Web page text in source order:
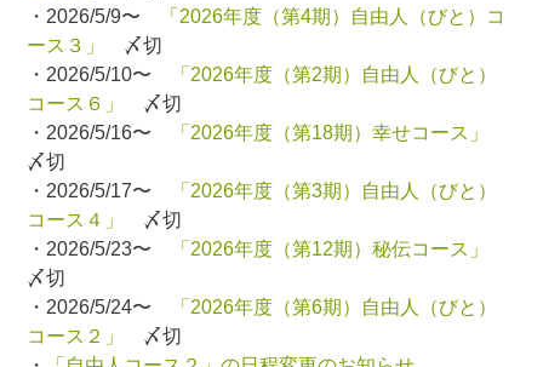
・2026/5/9〜
「2026年度（第4期）自由人（びと）コ
ース３」
〆切
・2026/5/10〜
「2026年度（第2期）自由人（びと）
コース６」
〆切
・2026/5/16〜
「2026年度（第18期）幸せコース」
〆切
・2026/5/17〜
「2026年度（第3期）自由人（びと）
コース４」
〆切
・2026/5/23〜
「2026年度（第12期）秘伝コース」
〆切
・2026/5/24〜
「2026年度（第6期）自由人（びと）
コース２」
〆切